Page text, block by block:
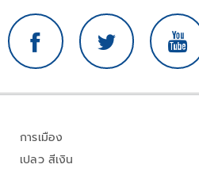
การเมือง
เปลว สีเงิน